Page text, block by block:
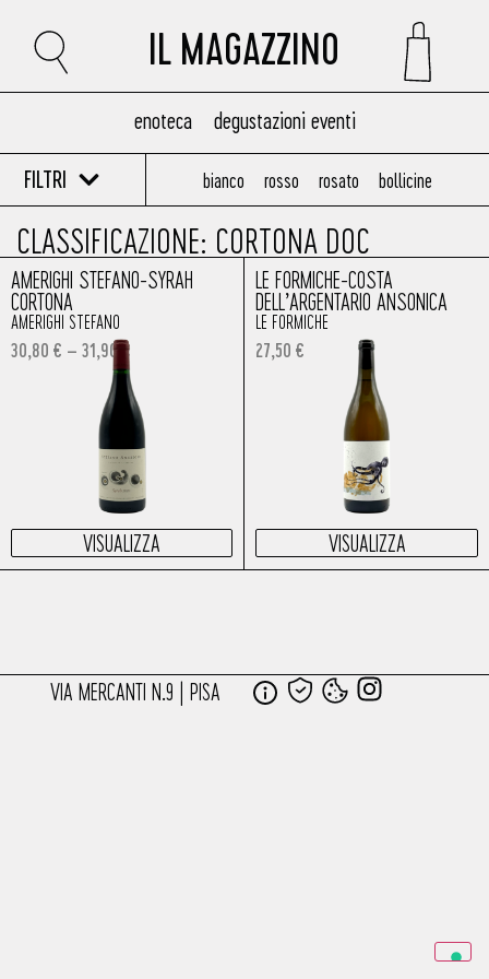
IL MAGAZZINO
enoteca degustazioni eventi
FILTRI bianco rosso rosato bollicine
CLASSIFICAZIONE: CORTONA DOC
AMERIGHI STEFANO-SYRAH
CORTONA
AMERIGHI STEFANO
30,80 € – 31,90€
VISUALIZZA
LE FORMICHE-COSTA
DELL’ARGENTARIO ANSONICA
LE FORMICHE
27,50 €
VISUALIZZA
VIA MERCANTI N.9 | PISA